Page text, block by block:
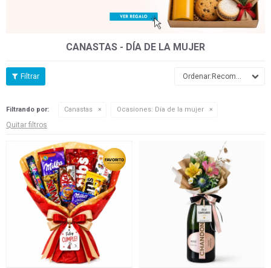
CANASTAS - DÍA DE LA MUJER
Recomendados
Filtrando por: Canastas Ocasiones: Día de la mujer
Quitar filtros